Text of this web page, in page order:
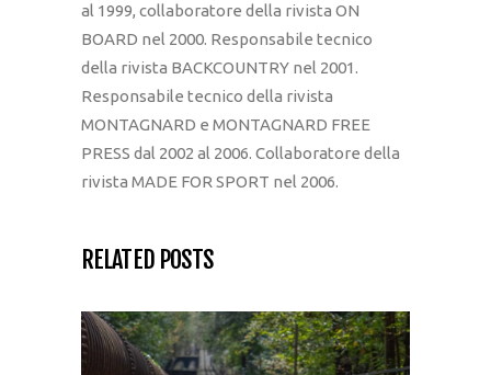
al 1999, collaboratore della rivista ON
BOARD nel 2000. Responsabile tecnico
della rivista BACKCOUNTRY nel 2001.
Responsabile tecnico della rivista
MONTAGNARD e MONTAGNARD FREE
PRESS dal 2002 al 2006. Collaboratore della
rivista MADE FOR SPORT nel 2006.
RELATED POSTS